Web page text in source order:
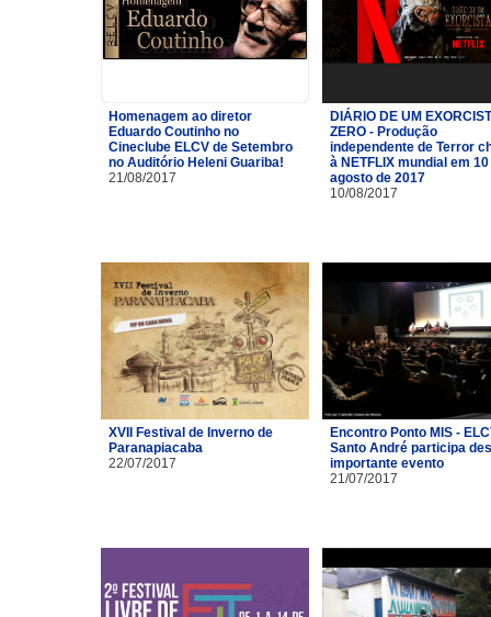
Homenagem ao diretor
Eduardo Coutinho no
Cineclube ELCV de Setembro
no Auditório Heleni Guariba!
21/08/2017
DIÁRIO DE UM
ZERO - Produção
independente de Terror
à NETFLIX mundial em
agosto de 2017
10/08/2017
XVII Festival de Inverno de
Paranapiacaba
22/07/2017
Encontro Ponto MIS -
Santo André participa
importante evento
21/07/2017